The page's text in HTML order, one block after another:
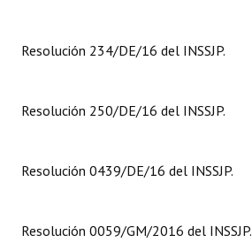
Resolución 234/DE/16 del INSSJP.
Resolución 250/DE/16 del INSSJP.
Resolución 0439/DE/16 del INSSJP.
Resolución 0059/GM/2016 del INSSJP.